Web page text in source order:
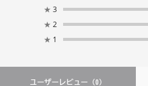
★ 3
★ 2
★ 1
ユーザーレビュー （0）